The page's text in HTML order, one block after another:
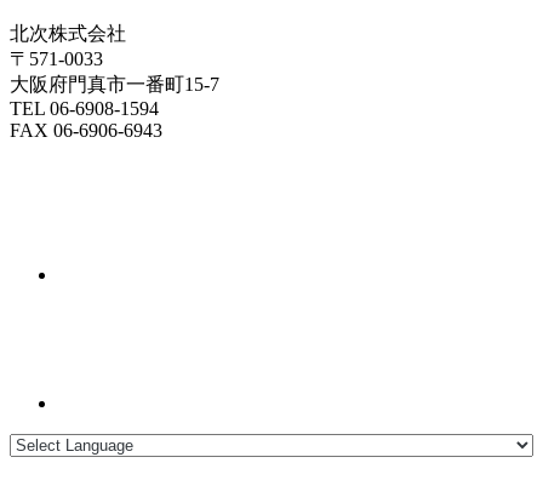
北次株式会社
〒571-0033
大阪府門真市一番町15-7
TEL 06-6908-1594
FAX 06-6906-6943